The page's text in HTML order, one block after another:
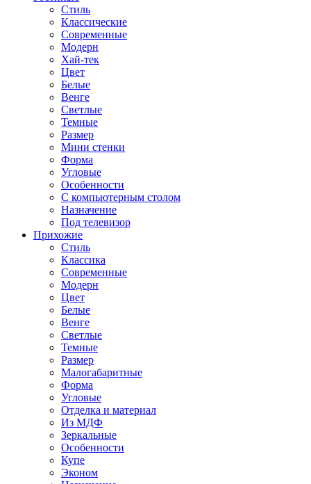
Стиль
Классические
Современные
Модерн
Хай-тек
Цвет
Белые
Венге
Светлые
Темные
Размер
Мини стенки
Форма
Угловые
Особенности
С компьютерным столом
Назначение
Под телевизор
Прихожие
Стиль
Классика
Современные
Модерн
Цвет
Белые
Венге
Светлые
Темные
Размер
Малогабаритные
Форма
Угловые
Отделка и материал
Из МДФ
Зеркальные
Особенности
Купе
Эконом